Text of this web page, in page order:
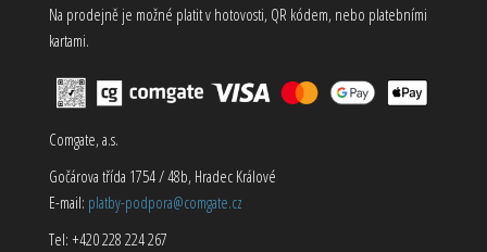
Na prodejně je možné platit v hotovosti, QR kódem, nebo platebními
kartami.
Comgate, a.s.
Gočárova třída 1754 / 48b, Hradec Králové
E-mail: platby-podpora@comgate.cz
Tel: +420 228 224 267